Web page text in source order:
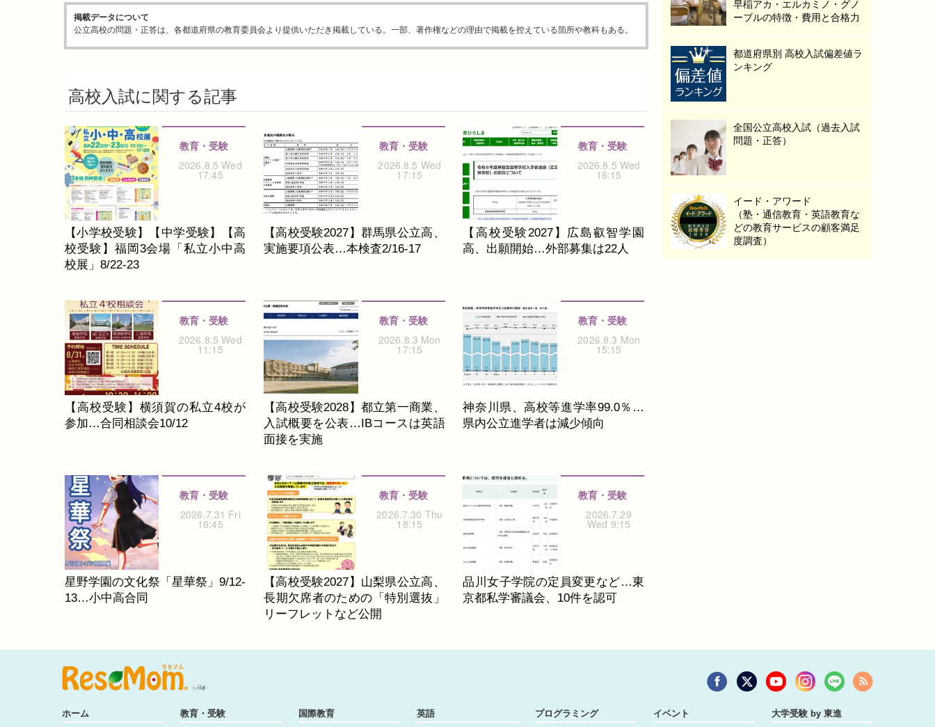
掲載データについて
公立高校の問題・正答は、各都道府県の教育委員会より提供いただき掲載している。一部、著作権などの理由で掲載を控えている箇所や教科もある。
高校入試に関する記事
【小学校受験】【中学受験】【高
校受験】福岡3会場「私立小中高
校展」8/22-23
教育・受験
2026.8.5 Wed
17:45
【高校受験2027】群馬県公立高、
実施要項公表…本検査2/16-17
教育・受験
2026.8.5 Wed
17:15
【高校受験2027】広島叡智学園
高、出願開始…外部募集は22人
教育・受験
2026.8.5 Wed
16:15
【高校受験】横須賀の私立4校が
参加…合同相談会10/12
教育・受験
2026.8.5 Wed
11:15
【高校受験2028】都立第一商業、
入試概要を公表…IBコースは英語
面接を実施
教育・受験
2026.8.3 Mon
17:15
神奈川県、高校等進学率99.0％…
県内公立進学者は減少傾向
教育・受験
2026.8.3 Mon
15:15
星野学園の文化祭「星華祭」9/12-
13…小中高合同
教育・受験
2026.7.31 Fri
16:45
【高校受験2027】山梨県公立高、
長期欠席者のための「特別選抜」
リーフレットなど公開
教育・受験
2026.7.30 Thu
18:15
品川女子学院の定員変更など…東
京都私学審議会、10件を認可
教育・受験
2026.7.29
Wed 9:15
早稲アカ・エルカミノ・グノ
ーブルの特徴・費用と合格力
都道府県別 高校入試偏差値ラ
ンキング
全国公立高校入試（過去入試
問題・正答）
イード・アワード
（塾・通信教育・英語教育な
どの教育サービスの顧客満足
度調査）
ホーム 教育・受験 国際教育 英語 プログラミング イベント 大学受験 by 東進